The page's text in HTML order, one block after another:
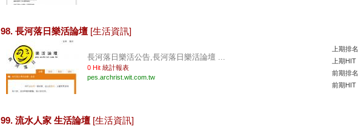
98. 長河落日樂活論壇 [生活資訊]
長河落日樂活公告,長河落日樂活論壇 ...
0 Hit 統計報表
pes.archrist.wit.com.tw
上期排名
上期HIT
前期排名
前期HIT
99. 流水人家 生活論壇 [生活資訊]